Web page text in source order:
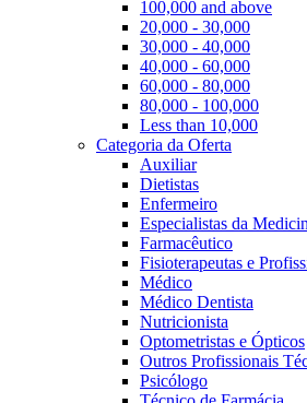
100,000 and above
20,000 - 30,000
30,000 - 40,000
40,000 - 60,000
60,000 - 80,000
80,000 - 100,000
Less than 10,000
Categoria da Oferta
Auxiliar
Dietistas
Enfermeiro
Especialistas da
Farmacêutico
Fisioterapeutas e
Médico
Médico Dentista
Nutricionista
Optometristas e Ópticos
Outros Profissionais
Psicólogo